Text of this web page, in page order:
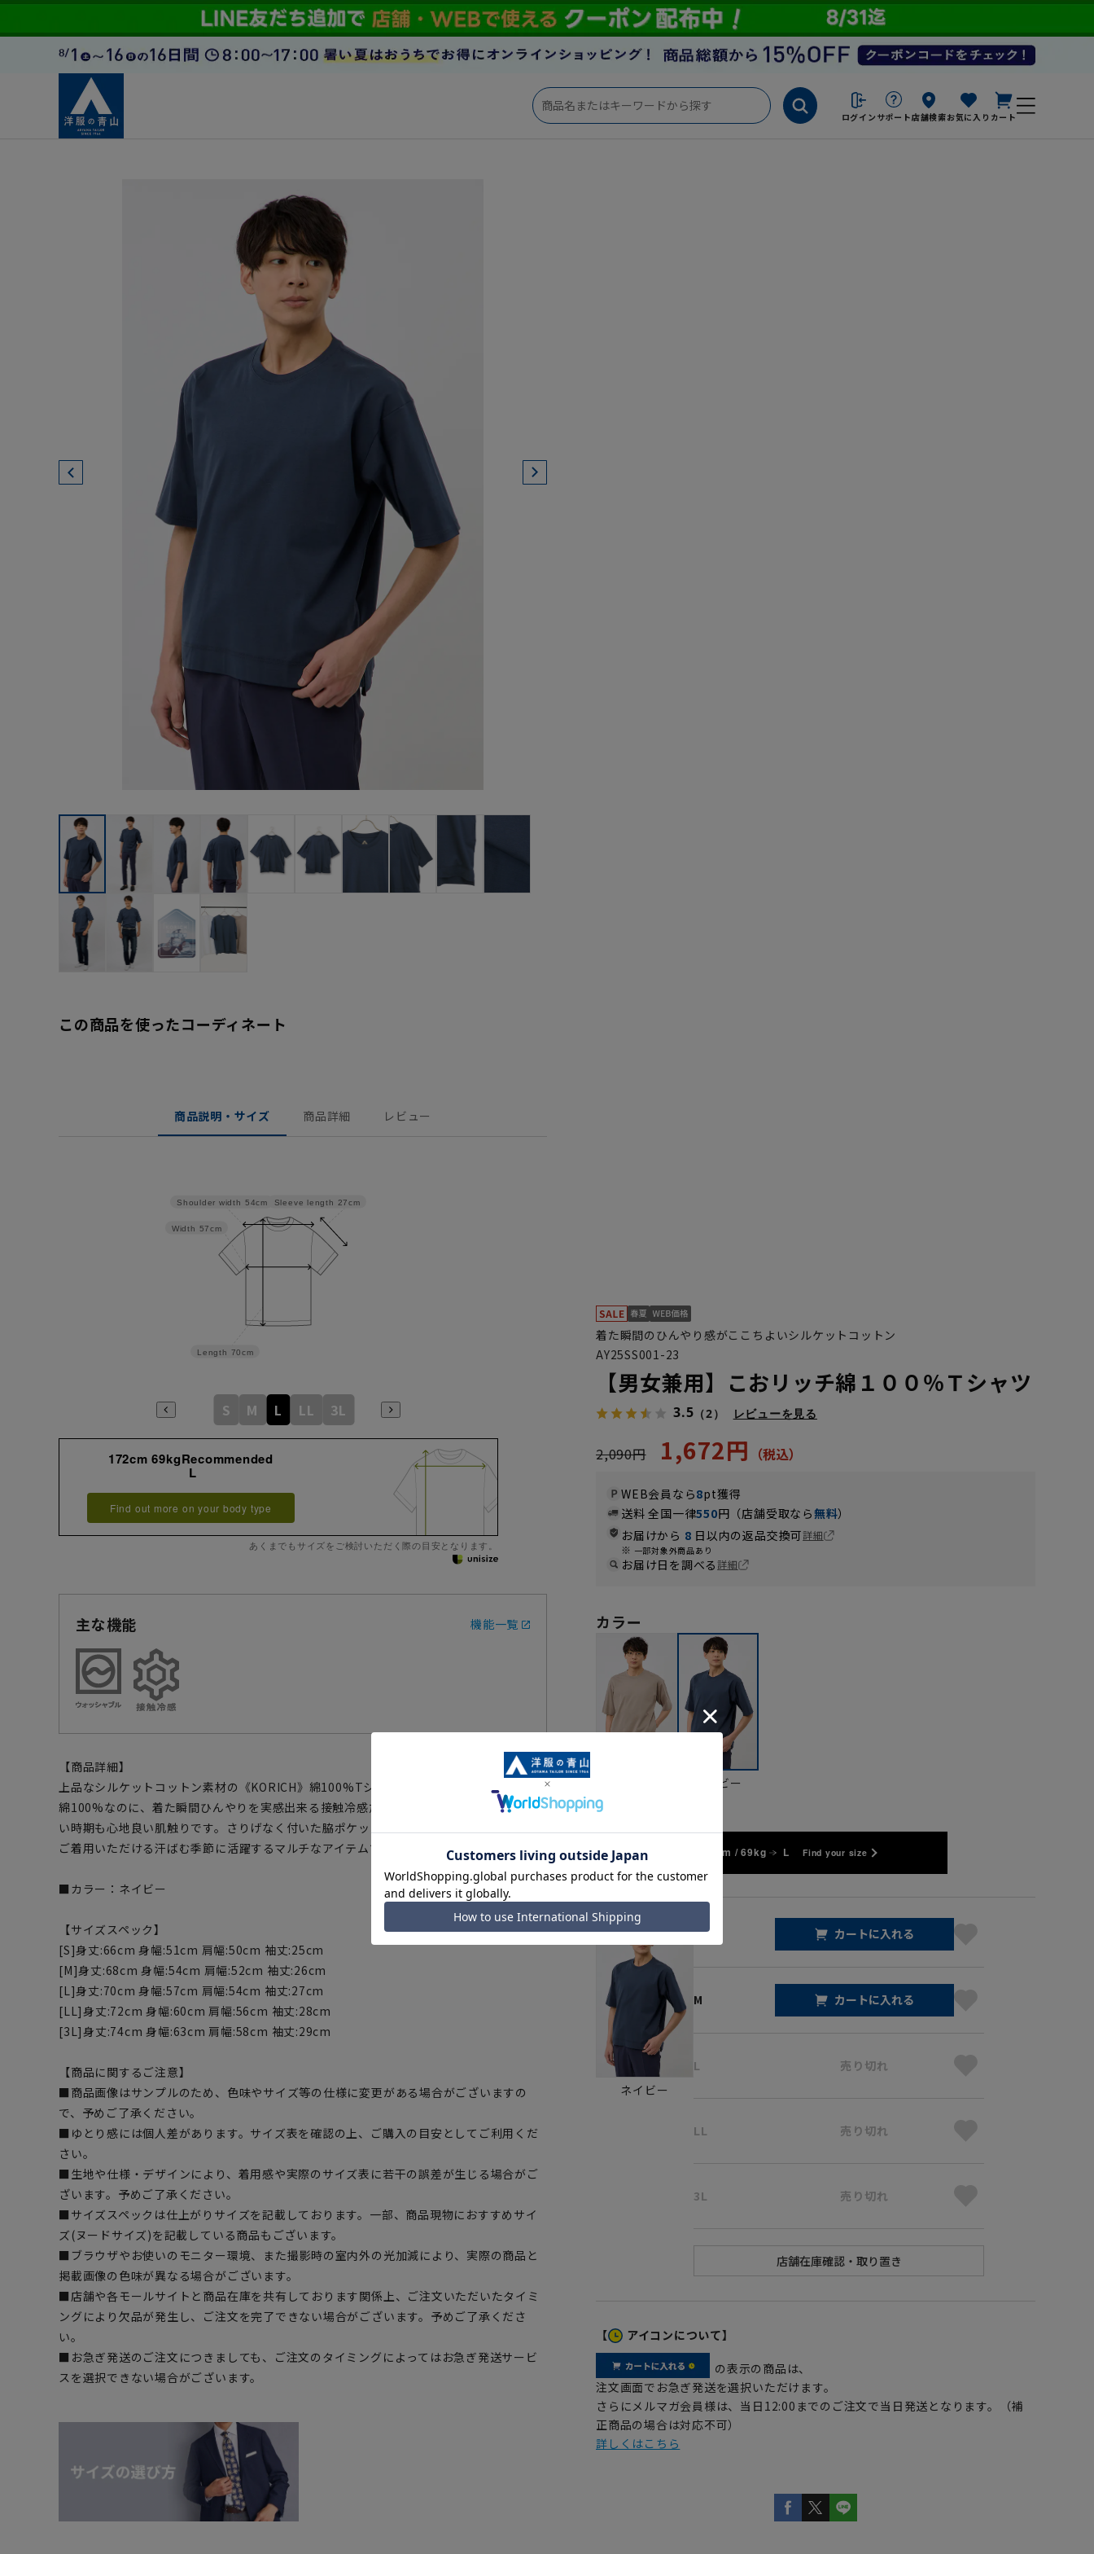
ログイン サポート店舗検索お気に入り カート
この商品を使ったコーディネート
商品説明・サイズ 商品詳細 レビュー
Sleeve length 27cm
Length 70cm
Width 57cm
Shoulder width 54cm
S M L LL 3L
172cm 69kgRecommended
L
Find out more on your body type
あくまでもサイズをご検討いただく際の目安となります。
主な機能 機能一覧
【商品詳細】
上品なシルケットコットン素材の《KORICH》綿100%Tシャツです。
綿100%なのに、着た瞬間ひんやりを実感出来る接触冷感加工(Q-max値0.313)付きで、暑
い時期も心地良い肌触りです。さりげなく付いた脇ポケットも便利で、オンにもオフにも
ご着用いただける汗ばむ季節に活躍するマルチなアイテムです。
■カラー：ネイビー
【サイズスペック】
[S]身丈:66cm 身幅:51cm 肩幅:50cm 袖丈:25cm
[M]身丈:68cm 身幅:54cm 肩幅:52cm 袖丈:26cm
[L]身丈:70cm 身幅:57cm 肩幅:54cm 袖丈:27cm
[LL]身丈:72cm 身幅:60cm 肩幅:56cm 袖丈:28cm
[3L]身丈:74cm 身幅:63cm 肩幅:58cm 袖丈:29cm
【商品に関するご注意】
■商品画像はサンプルのため、色味やサイズ等の仕様に変更がある場合がございますの
で、予めご了承ください。
■ゆとり感には個人差があります。サイズ表を確認の上、ご購入の目安としてご利用くだ
さい。
■生地や仕様・デザインにより、着用感や実際のサイズ表に若干の誤差が生じる場合がご
ざいます。予めご了承ください。
■サイズスペックは仕上がりサイズを記載しております。一部、商品現物におすすめサイ
ズ(ヌードサイズ)を記載している商品もございます。
■ブラウザやお使いのモニター環境、また撮影時の室内外の光加減により、実際の商品と
掲載画像の色味が異なる場合がございます。
■店舗や各モールサイトと商品在庫を共有しております関係上、ご注文いただいたタイミ
ングにより欠品が発生し、ご注文を完了できない場合がございます。予めご了承くださ
い。
■お急ぎ発送のご注文につきましても、ご注文のタイミングによってはお急ぎ発送サービ
スを選択できない場合がございます。
着た瞬間のひんやり感がここちよいシルケットコットン
AY25SS001-23
【男女兼用】こおリッチ綿１００％Ｔシャツ
3.5 （2） レビューを見る
2,090円 1,672円
WEB会員なら8pt獲得
送料 全国一律550円（店舗受取なら無料）
お届けから 8 日以内の返品交換可詳細
一部対象外商品あり
お届け日を調べる詳細
カラー
ネイビー
172cm / 69kg L Find your size
ネイビー
S カートに入れる
M カートに入れる
L 売り切れ
LL 売り切れ
3L 売り切れ
【 アイコンについて】
の表示の商品は、
注文画面でお急ぎ発送を選択いただけます。
さらにメルマガ会員様は、当日12:00までのご注文で当日発送となります。（補
正商品の場合は対応不可）
詳しくはこちら